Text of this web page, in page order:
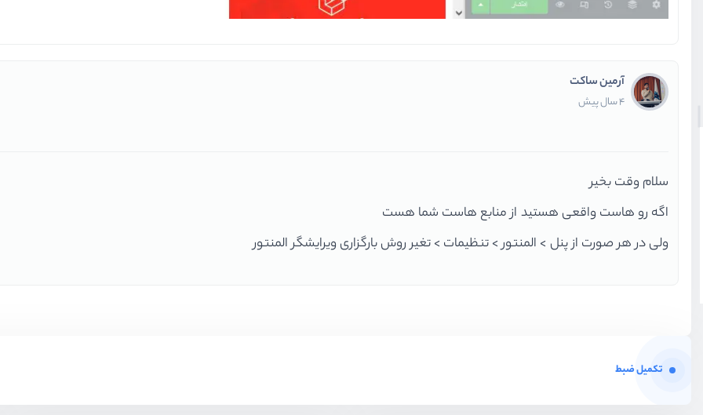
آرمین ساکت
4 سال پیش
سلام وقت بخیر
اگه رو هاست واقعی هستید از منابع هاست شما هست
ولی در هر صورت از پنل > المنتور > تنظیمات > تغیر روش بارگزاری ویرایشگر المنتور
تکمیل ضبط